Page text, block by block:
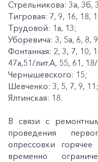
Стрельникова: 3а, 3б,
Тигровая: 7, 9, 16, 18,
Трудовой: 1а, 13;
Уборевича: 3, 5а, 6, 8,
Фонтанная: 2, 3, 7, 10,
47а,51/лит.А, 55, 61,
Чернышевского: 15;
Шевченко: 3, 5, 7, 9, 11;
Ялтинская: 18.
В связи с
проведения
опрессовки
временно